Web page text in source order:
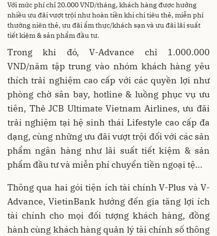
Với mức phí chỉ 20.000 VND/tháng, khách hàng được hưởng
nhiều ưu đãi vượt trội như hoàn tiền khi chi tiêu thẻ, miễn phí
thường niên thẻ, ưu đãi ẩm thực/khách sạn và ưu đãi lãi suất
tiết kiệm & sản phẩm đầu tư.
Trong khi đó, V-Advance chỉ 1.000.000
VND/năm tập trung vào nhóm khách hàng yêu
thích trải nghiệm cao cấp với các quyền lợi như
phòng chờ sân bay, hotline & luồng phục vụ ưu
tiên, Thẻ JCB Ultimate Vietnam Airlines, ưu đãi
trải nghiệm tại hệ sinh thái Lifestyle cao cấp đa
dạng, cùng những ưu đãi vượt trội đối với các sản
phẩm ngân hàng như lãi suất tiết kiệm & sản
phẩm đầu tư và miễn phí chuyển tiền ngoại tệ...
Thông qua hai gói tiện ích tài chính V-Plus và V-
Advance, VietinBank hướng đến gia tăng lợi ích
tài chính cho mọi đối tượng khách hàng, đồng
hành cùng khách hàng quản lý tài chính số thông